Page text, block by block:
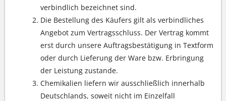
verbindlich bezeichnet sind.
Die Bestellung des Käufers gilt als verbindliches
Angebot zum Vertragsschluss. Der Vertrag kommt
erst durch unsere Auftragsbestätigung in Textform
oder durch Lieferung der Ware bzw. Erbringung
der Leistung zustande.
Chemikalien liefern wir ausschließlich innerhalb
Deutschlands, soweit nicht im Einzelfall